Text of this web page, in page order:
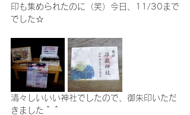
印も集められたのに（笑）今日、11/30まで
でした☆
清々しいいい神社でしたので、御朱印いただ
きました＾＾